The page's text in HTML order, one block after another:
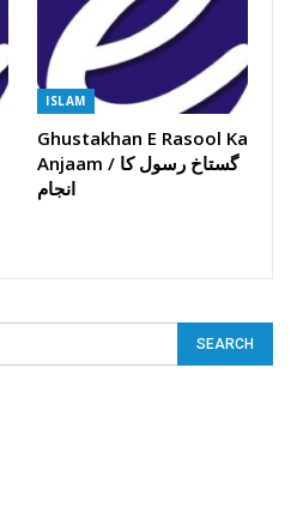
ISLAM
Ghustakhan E Rasool Ka
Anjaam / گستاخ رسول کا
انجام